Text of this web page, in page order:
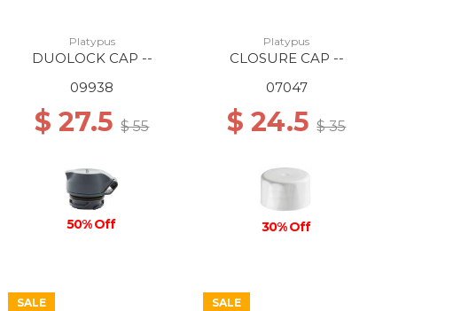
Platypus
DUOLOCK CAP --
09938
$ 27.5$ 55
50% Off
Platypus
CLOSURE CAP --
07047
$ 24.5$ 35
30% Off
SALE
SALE